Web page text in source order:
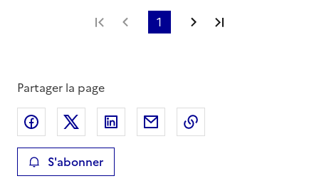
Première page
Page précédente
1 Page suivante
Partager la page
Partager sur Facebook
Partager sur XPartager sur LinkedIn
Partager par email
S'abonner